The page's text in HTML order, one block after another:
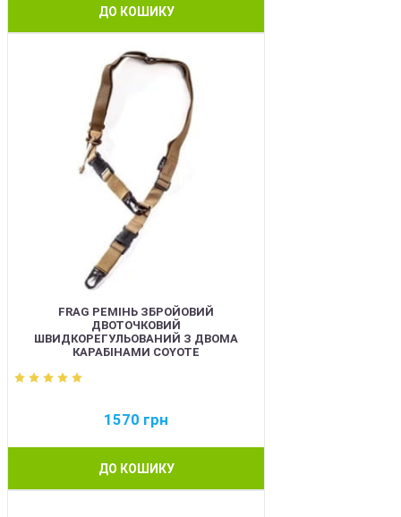
ДО КОШИКУ
FRAG РЕМІНЬ ЗБРОЙОВИЙ
ДВОТОЧКОВИЙ
ШВИДКОРЕГУЛЬОВАНИЙ З ДВОМА
КАРАБІНАМИ COYOTE
1570 грн
ДО КОШИКУ